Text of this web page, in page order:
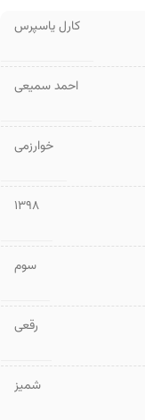
کارل یاسپرس
احمد سمیعی
خوارزمی
1398
سوم
رقعی
شمیز